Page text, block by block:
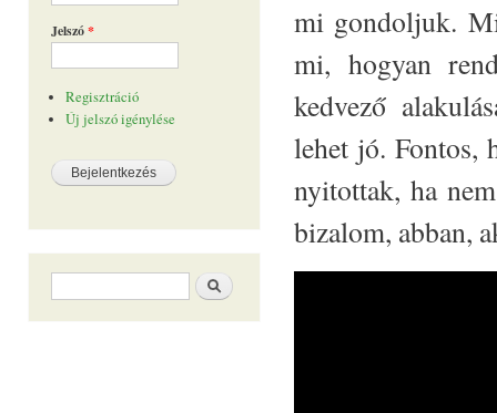
Jelszó*
Regisztráció
Új jelszó igénylése
Keresés űrlap Keresés
mi gondoljuk.
mi, hogyan
kedvező
lehet jó. Fontos,
nyitottak, ha
bizalom, abban,